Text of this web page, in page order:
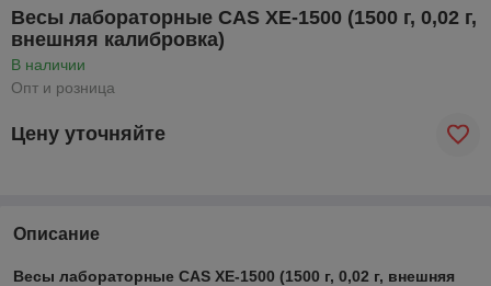
Весы лабораторные CAS XE-1500 (1500 г, 0,02 г,
внешняя калибровка)
В наличии
Опт и розница
Цену уточняйте
Описание
Весы лабораторные CAS XE-1500 (1500 г, 0,02 г, внешняя